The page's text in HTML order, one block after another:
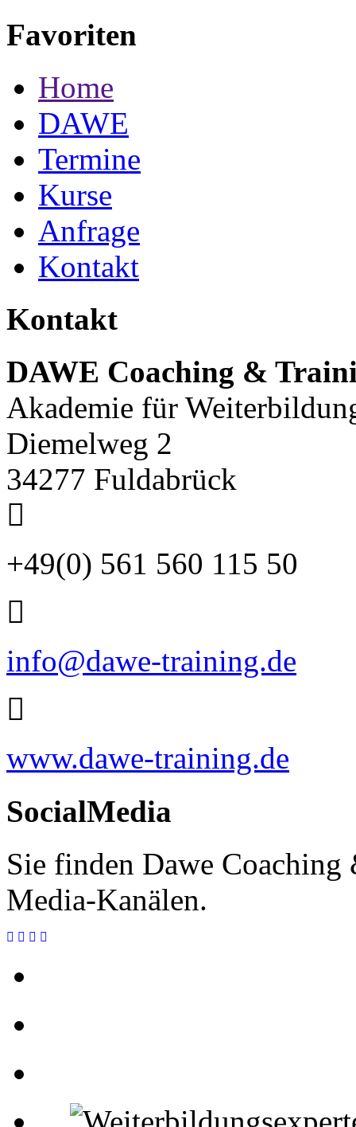
Favoriten
Home
DAWE
Termine
Kurse
Anfrage
Kontakt
Kontakt
DAWE Coaching &
Akademie für
Diemelweg 2
34277 Fuldabrück
+49(0) 561 560 115 50
info@dawe-training.de
www.dawe-training.de
SocialMedia
Sie finden Dawe
Media-Kanälen.